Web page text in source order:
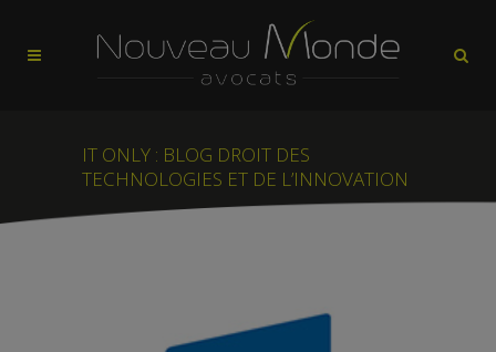
IT ONLY : BLOG DROIT DES
TECHNOLOGIES ET DE L’INNOVATION